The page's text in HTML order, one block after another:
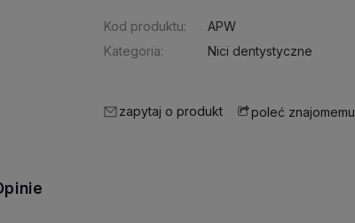
Kod produktu:
APW
Kategoria:
Nici dentystyczne
zapytaj o produkt poleć znajomemu